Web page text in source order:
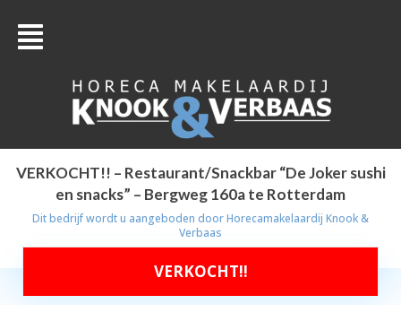
VERKOCHT!! – Restaurant/Snackbar “De Joker sushi
en snacks” – Bergweg 160a te Rotterdam
Dit bedrijf wordt u aangeboden doorHorecamakelaardij Knook &
Verbaas
VERKOCHT!!